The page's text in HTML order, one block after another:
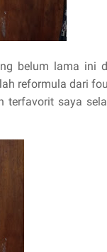
belum lama ini
reformula dari
terfavorit saya